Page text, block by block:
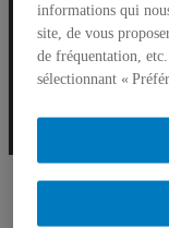
informations qui
site, de vous
de fréquentation,
sélectionnant «